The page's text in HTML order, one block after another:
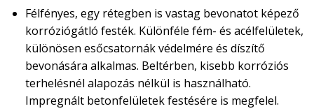
Félfényes, egy rétegben is vastag bevonatot képező
korróziógátló festék. Különféle fém- és acélfelületek,
különösen esőcsatornák védelmére és díszítő
bevonására alkalmas. Beltérben, kisebb korróziós
terhelésnél alapozás nélkül is használható.
Impregnált betonfelületek festésére is megfelel.